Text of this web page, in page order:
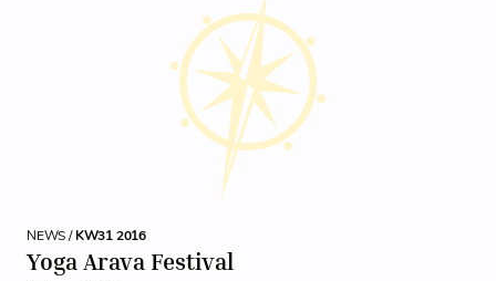
NEWS /KW31 2016
Yoga Arava Festival